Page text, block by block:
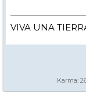
VIVA UNA
Karma: